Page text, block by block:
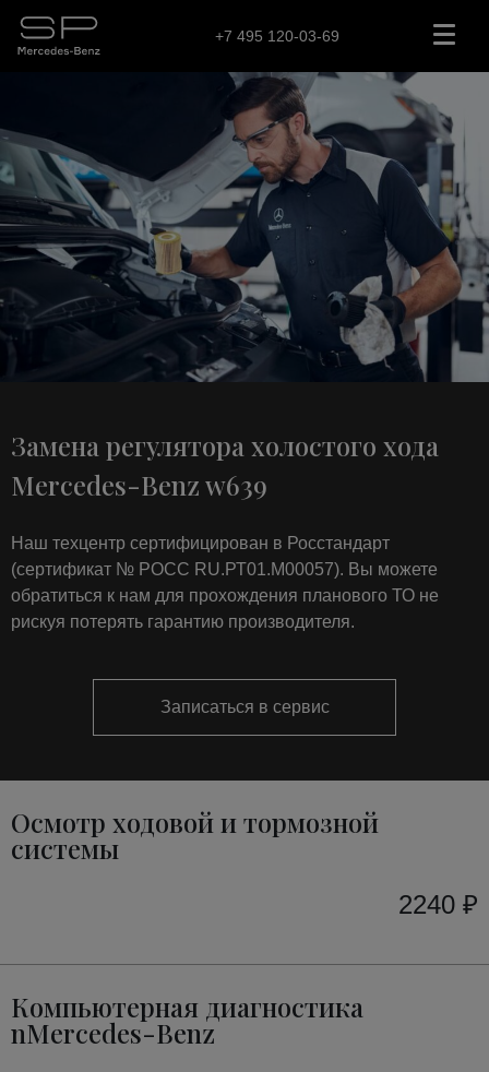
+7 495 120-03-69
Замена регулятора холостого хода
Mercedes-Benz w639
Наш техцентр сертифицирован в Росстандарт
(сертификат № РОСС RU.РТ01.М00057). Вы можете
обратиться к нам для прохождения планового ТО не
рискуя потерять гарантию производителя.
Записаться в сервис
Осмотр ходовой и тормозной
системы
2240 ₽
Компьютерная диагностика
nMercedes-Benz